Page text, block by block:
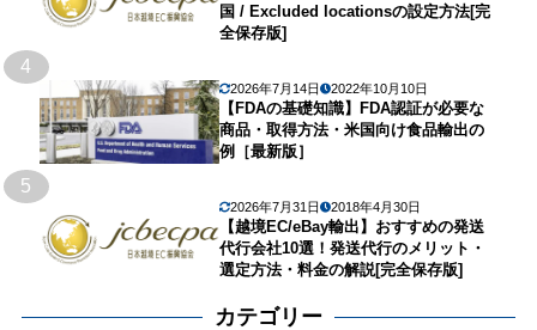
国 / Excluded locationsの設定方法[完
全保存版]
4
2026年7月14日 2022年10月10日
【FDAの基礎知識】FDA認証が必要な
商品・取得方法・米国向け食品輸出の
例［最新版］
5
2026年7月31日 2018年4月30日
【越境EC/eBay輸出】おすすめの発送
代行会社10選！発送代行のメリット・
選定方法・料金の解説[完全保存版]
カテゴリー